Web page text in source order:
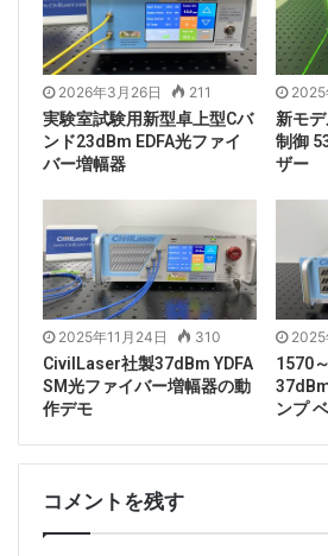
2026年3月26日 211
実験室試験用新型卓上型Cバ
ンド23dBm EDFA光ファイ
バー増幅器
2025
新モ
制御
ザー
2025年11月24日 310
CivilLaser社製37dBm YDFA
SM光ファイバー増幅器の動
作デモ
2025
1570
ンプ
コメントを残す